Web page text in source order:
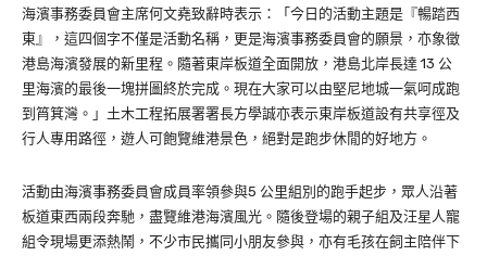
海濱事務委員會主席何文堯致辭時表示：「今日的活動主題是『暢踏西
東』，這四個字不僅是活動名稱，更是海濱事務委員會的願景，亦象徵
港島海濱發展的新里程。隨著東岸板道全面開放，港島北岸長達 13 公
里海濱的最後一塊拼圖終於完成。現在大家可以由堅尼地城一氣呵成跑
到筲箕灣。」土木工程拓展署署長方學誠亦表示東岸板道設有共享徑及
行人專用路徑，遊人可飽覽維港景色，絕對是跑步休閒的好地方。
活動由海濱事務委員會成員率領參與5 公里組別的跑手起步，眾人沿著
板道東西兩段奔馳，盡覽維港海濱風光。隨後登場的親子組及汪星人寵
組令現場更添熱鬧，不少市民攜同小朋友參與，亦有毛孩在飼主陪伴下